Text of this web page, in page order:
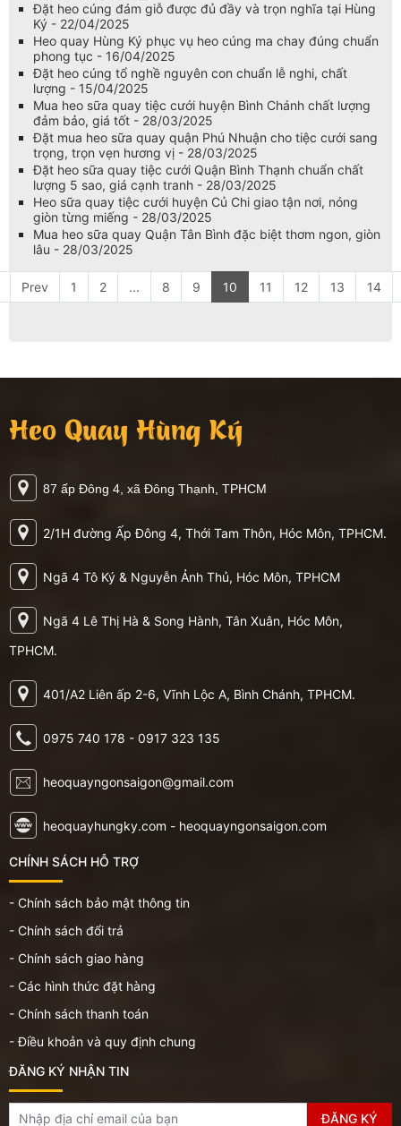
Đặt heo cúng đám giỗ được đủ đầy và trọn nghĩa tại Hùng
Ký - 22/04/2025
Heo quay Hùng Ký phục vụ heo cúng ma chay đúng chuẩn
phong tục - 16/04/2025
Đặt heo cúng tổ nghề nguyên con chuẩn lễ nghi, chất
lượng - 15/04/2025
Mua heo sữa quay tiệc cưới huyện Bình Chánh chất lượng
đảm bảo, giá tốt - 28/03/2025
Đặt mua heo sữa quay quận Phú Nhuận cho tiệc cưới sang
trọng, trọn vẹn hương vị - 28/03/2025
Đặt heo sữa quay tiệc cưới Quận Bình Thạnh chuẩn chất
lượng 5 sao, giá cạnh tranh - 28/03/2025
Heo sữa quay tiệc cưới huyện Củ Chi giao tận nơi, nóng
giòn từng miếng - 28/03/2025
Mua heo sữa quay Quận Tân Bình đặc biệt thơm ngon, giòn
lâu - 28/03/2025
Prev 1 2 ... 8 9 10 11 12 13 14
Heo Quay Hùng Ký
87 ấp Đông 4, xã Đông Thạnh, TPHCM
2/1H đường Ấp Đông 4, Thới Tam Thôn, Hóc Môn, TPHCM.
Ngã 4 Tô Ký & Nguyễn Ảnh Thủ, Hóc Môn, TPHCM
Ngã 4 Lê Thị Hà & Song Hành, Tân Xuân, Hóc Môn,
TPHCM.
401/A2 Liên ấp 2-6, Vĩnh Lộc A, Bình Chánh, TPHCM.
0975 740 178 - 0917 323 135
heoquayngonsaigon@gmail.com
heoquayhungky.com - heoquayngonsaigon.com
CHÍNH SÁCH HỖ TRỢ
- Chính sách bảo mật thông tin
- Chính sách đổi trả
- Chính sách giao hàng
- Các hình thức đặt hàng
- Chính sách thanh toán
- Điều khoản và quy định chung
ĐĂNG KÝ NHẬN TIN